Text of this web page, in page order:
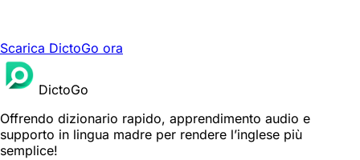
Scarica DictoGo ora
DictoGo
Offrendo dizionario rapido, apprendimento audio e
supporto in lingua madre per rendere l’inglese più
semplice!